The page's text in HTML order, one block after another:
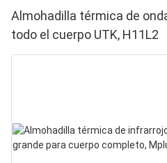
Almohadilla térmica de
todo el cuerpo UTK, H11L2